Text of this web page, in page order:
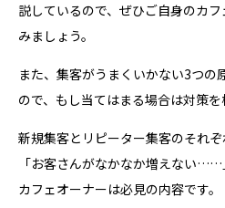
説しているので、ぜひご自身のカ
みましょう。
また、集客がうまくいかない3つの
ので、もし当てはまる場合は対策を
新規集客とリピーター集客のそれぞ
「お客さんがなかなか増えない
カフェオーナーは必見の内容です。